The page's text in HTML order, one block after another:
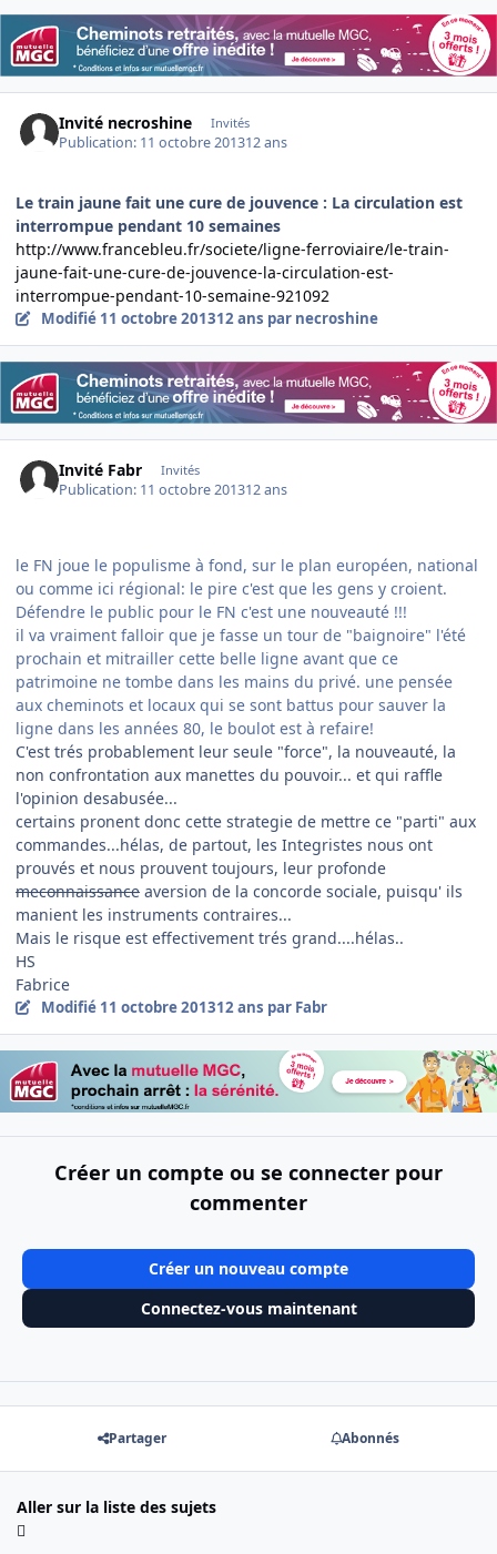
Invité necroshine Invités
Publication: 11 octobre 201312 ans
Le train jaune fait une cure de jouvence : La circulation est
interrompue pendant 10 semaines
http://www.francebleu.fr/societe/ligne-ferroviaire/le-train-
jaune-fait-une-cure-de-jouvence-la-circulation-est-
interrompue-pendant-10-semaine-921092
Modifié 11 octobre 201312 ans par necroshine
Invité Fabr Invités
Publication: 11 octobre 201312 ans
le FN joue le populisme à fond, sur le plan européen, national
ou comme ici régional: le pire c'est que les gens y croient.
Défendre le public pour le FN c'est une nouveauté !!!
il va vraiment falloir que je fasse un tour de "baignoire" l'été
prochain et mitrailler cette belle ligne avant que ce
patrimoine ne tombe dans les mains du privé. une pensée
aux cheminots et locaux qui se sont battus pour sauver la
ligne dans les années 80, le boulot est à refaire!
C'est trés probablement leur seule "force", la nouveauté, la
non confrontation aux manettes du pouvoir... et qui raffle
l'opinion desabusée...
certains pronent donc cette strategie de mettre ce "parti" aux
commandes...hélas, de partout, les Integristes nous ont
prouvés et nous prouvent toujours, leur profonde
meconnaissance aversion de la concorde sociale, puisqu' ils
manient les instruments contraires...
Mais le risque est effectivement trés grand....hélas..
HS
Fabrice
Modifié 11 octobre 201312 ans par Fabr
Créer un compte ou se connecter pour
commenter
Créer un nouveau compte
Connectez-vous maintenant
Partager Abonnés
Aller sur la liste des sujets